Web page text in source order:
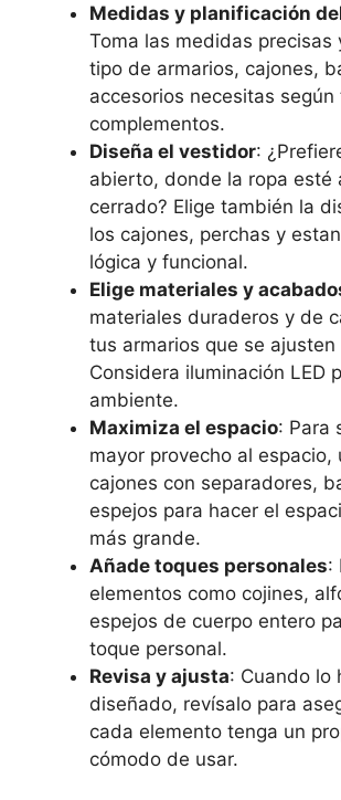
Medidas y planificación
Toma las medidas precisas
tipo de armarios, cajones,
accesorios necesitas según
complementos.
Diseña el vestidor:
abierto, donde la ropa esté
cerrado? Elige también la
los cajones, perchas y
lógica y funcional.
Elige materiales y
materiales duraderos y de
tus armarios que se
Considera iluminación LED
ambiente.
Maximiza el espacio: Para
mayor provecho al espacio,
cajones con separadores,
espejos para hacer el
más grande.
Añade toques personales:
elementos como cojines,
espejos de cuerpo entero
toque personal.
Revisa y ajusta: Cuando lo
diseñado, revísalo para
cada elemento tenga un
cómodo de usar.